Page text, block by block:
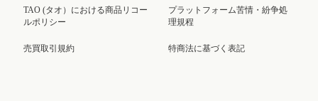
TAO (タオ）における商品リコー
ルポリシー
売買取引規約
プラットフォーム苦情・紛争処
理規程
特商法に基づく表記